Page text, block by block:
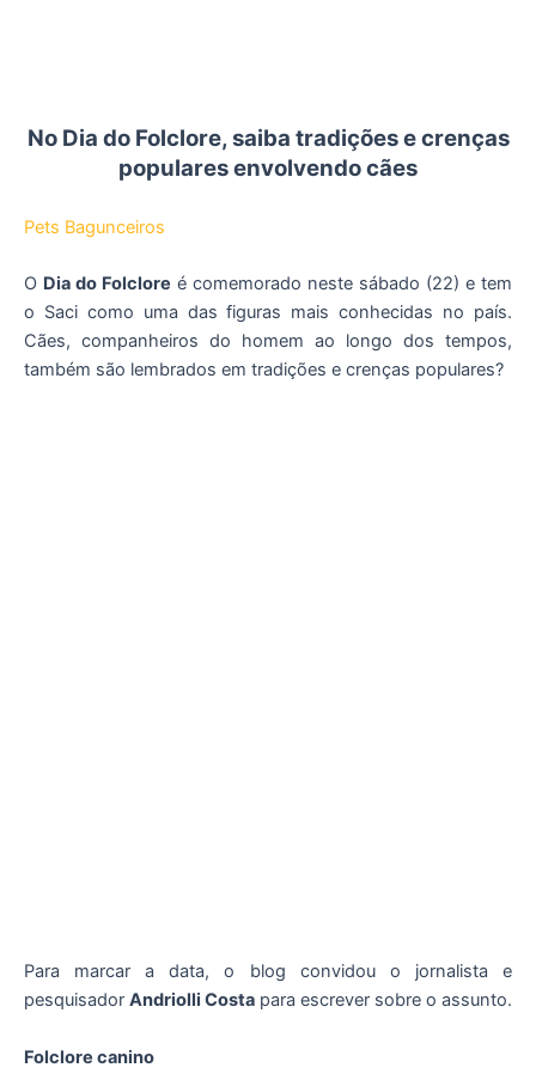
No Dia do Folclore, saiba tradições e crenças
populares envolvendo cães
Pets Bagunceiros
O Dia do Folclore é comemorado neste sábado (22) e tem
o Saci como uma das figuras mais conhecidas no país.
Cães, companheiros do homem ao longo dos tempos,
também são lembrados em tradições e crenças populares?
Para marcar a data, o blog convidou o jornalista e
pesquisador Andriolli Costa para escrever sobre o assunto.
Folclore canino